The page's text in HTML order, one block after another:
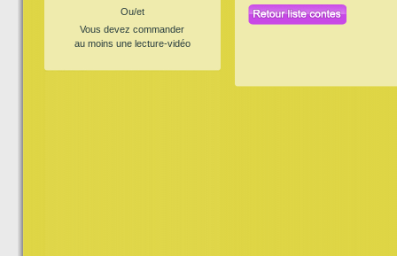
Ou/et
Vous devez commander
au moins une lecture-vidéo